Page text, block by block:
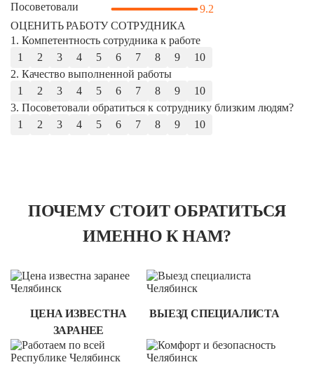
Посоветовали
9.2
ОЦЕНИТЬ РАБОТУ СОТРУДНИКА
1. Компетентность сотрудника к работе
1
2 3 4 5 6 7 8 9
10
2. Качество выполненной работы
1
2 3 4 5 6 7 8 9
10
3. Посоветовали обратиться к сотруднику близким людям?
1
2 3 4 5 6 7 8 9 10
ПОЧЕМУ СТОИТ ОБРАТИТЬСЯ
ИМЕННО К НАМ?
ЦЕНА ИЗВЕСТНА
ЗАРАНЕЕ
ВЫЕЗД СПЕЦИАЛИСТА